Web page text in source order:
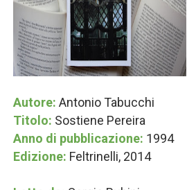
Autore: Antonio Tabucchi
Titolo: Sostiene Pereira
Anno di pubblicazione: 1994
Edizione: Feltrinelli, 2014